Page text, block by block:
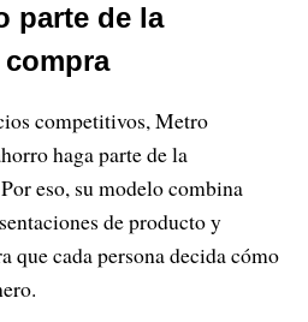
parte de la
competitivos, Metro
haga parte de la
eso, su modelo combina
de producto y
que cada persona decida cómo